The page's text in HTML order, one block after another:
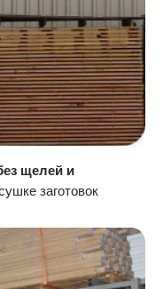
щелей и
заготовок